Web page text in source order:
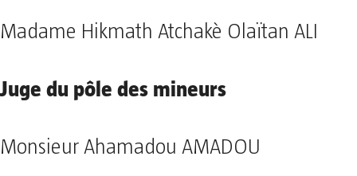
Madame Hikmath Atchakè Olaïtan ALI
Juge du pôle des mineurs
Monsieur Ahamadou AMADOU